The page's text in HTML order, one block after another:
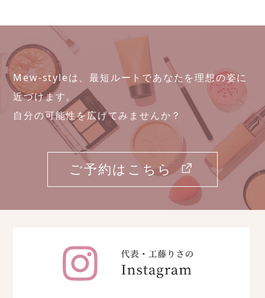
Mew-styleは、最短ルートであなたを理想の姿に
近づけます。
自分の可能性を広げてみませんか？
ご予約はこちら